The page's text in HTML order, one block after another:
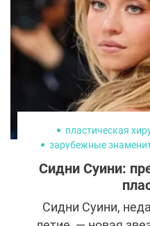
пластическая
зарубежные
Сидни Суини:
Сидни Суини,